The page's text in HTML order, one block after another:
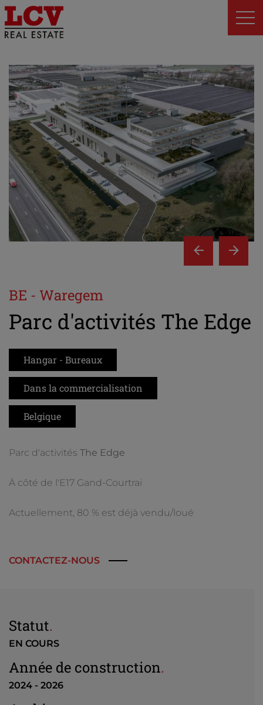
BE - Waregem
Parc d'activités The Edge
Hangar - Bureaux
Dans la commercialisation
Belgique
Parc d'activités The Edge
À côté de l'E17 Gand-Courtrai
Actuellement, 80 % est déjà vendu/loué
CONTACTEZ-NOUS
Statut.
EN COURS
Année de construction.
2024 - 2026